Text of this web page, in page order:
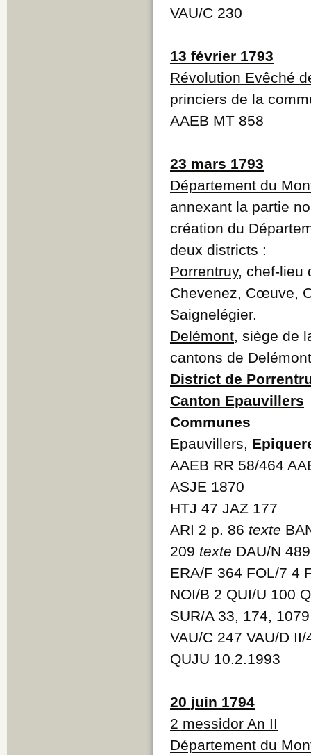
VAU/C 230
13 février 1793
Révolution Evêché
princiers de la
AAEB MT 858
23 mars 1793
Département du
annexant la partie
création du
deux districts :
Porrentruy, chef-lieu
Chevenez, Cœuve,
Saignelégier.
Delémont , siège de
cantons de
District de
Canton Epauvillers
Communes
Epauvillers,
AAEB RR 58/464
ASJE 1870
HTJ 47 JAZ 177
ARI 2 p. 86 texte
209 texte DAU/N
ERA/F 364 FOL/7 4
NOI/B 2 QUI/U 100
SUR/A 33, 174,
VAU/C 247 VAU/D
QUJU 10.2.1993
20 juin 1794
2 messidor An II
Département du